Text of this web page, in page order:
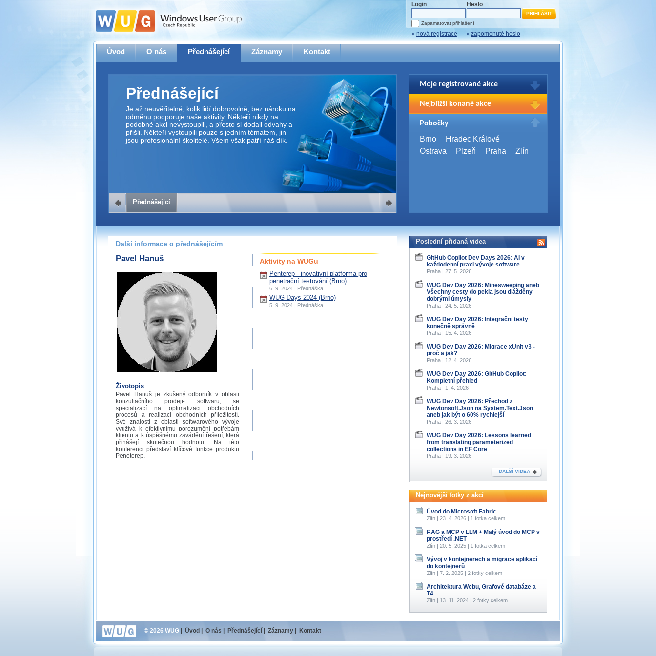
Login Heslo
Zapamatovat přihlášení
» nová registrace » zapomenuté heslo
Úvod O nás Přednášející Záznamy Kontakt
Přednášející
Je až neuvěřitelné, kolik lidí dobrovolně, bez nároku na
odměnu podporuje naše aktivity. Někteří nikdy na
podobné akci nevystoupili, a přesto si dodali odvahy a
přišli. Někteří vystoupili pouze s jedním tématem, jiní
jsou profesionální školitelé. Všem však patří náš dík.
Přednášející
Moje registrované akce
Pro zobrazení Vašich registrací na akce
se prosím přihlašte.
Nejbližší konané akce
WUG Days 2026
4. 9. 2026,Brno
SQL Server Bootcamp 2026
Pobočky
Brno
Hradec Králové
Ostrava
Plzeň Praha Zlín
Další informace o přednášejícím
Pavel Hanuš
Životopis
Pavel Hanuš je zkušený odborník v oblasti
konzultačního prodeje softwaru, se
specializací na optimalizaci obchodních
procesů a realizaci obchodních příležitostí.
Své znalosti z oblasti softwarového vývoje
využívá k efektivnímu porozumění potřebám
klientů a k úspěšnému zavádění řešení, která
přinášejí skutečnou hodnotu. Na této
konferenci představí klíčové funkce produktu
Peneterep.
Aktivity na WUGu
Penterep - inovativní platforma pro
penetrační testování (Brno)
6. 9. 2024 | Přednáška
WUG Days 2024 (Brno)
5. 9. 2024 | Přednáška
Poslední přidaná videa
GitHub Copilot Dev Days 2026: AI v
každodenní praxi vývoje software
Praha | 27. 5. 2026
WUG Dev Day 2026: Minesweeping aneb
Všechny cesty do pekla jsou dlážděny
dobrými úmysly
Praha | 24. 5. 2026
WUG Dev Day 2026: Integrační testy
konečně správně
Praha | 15. 4. 2026
WUG Dev Day 2026: Migrace xUnit v3 -
proč a jak?
Praha | 12. 4. 2026
WUG Dev Day 2026: GitHub Copilot:
Kompletní přehled
Praha | 1. 4. 2026
WUG Dev Day 2026: Přechod z
Newtonsoft.Json na System.Text.Json
aneb jak být o 60% rychlejší
Praha | 26. 3. 2026
WUG Dev Day 2026: Lessons learned
from translating parameterized
collections in EF Core
Praha | 19. 3. 2026
DALŠÍ VIDEA
Nejnovější fotky z akcí
Úvod do Microsoft Fabric
Zlín | 23. 4. 2026 | 1 fotka celkem
RAG a MCP v LLM + Malý úvod do MCP v
prostředí .NET
Zlín | 20. 5. 2025 | 1 fotka celkem
Vývoj v kontejnerech a migrace aplikací
do kontejnerů
Zlín | 7. 2. 2025 | 2 fotky celkem
Architektura Webu, Grafové databáze a
T4
Zlín | 13. 11. 2024 | 2 fotky celkem
© 2026 WUG Úvod O nás Přednášející Záznamy Kontakt